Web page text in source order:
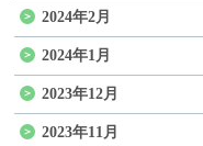
2024年2月
2024年1月
2023年12月
2023年11月